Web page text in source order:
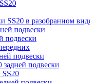
SS20 в разобранном
подвески
подвески
подвески
подвески